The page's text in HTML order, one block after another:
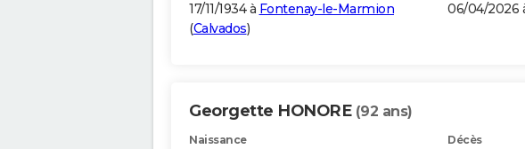
17/11/1934 à Fontenay-le-Marmion
(Calvados)
06/04/2026
Georgette HONORE (92 ans)
Naissance Décès